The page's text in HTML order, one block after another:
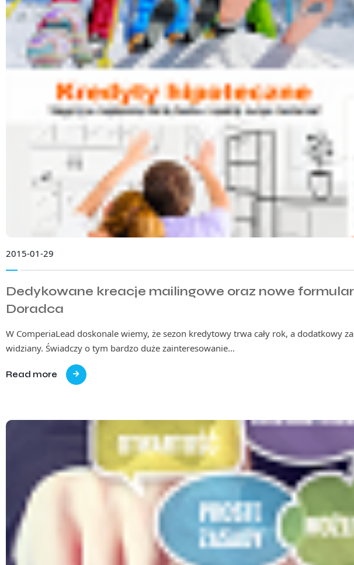
2015-01-29
Dedykowane kreacje mailingowe oraz nowe
Doradca
W ComperiaLead doskonale wiemy, że sezon kredytowy trwa cały rok, a dodatkowy
widziany. Świadczy o tym bardzo duże zainteresowanie…
Read more